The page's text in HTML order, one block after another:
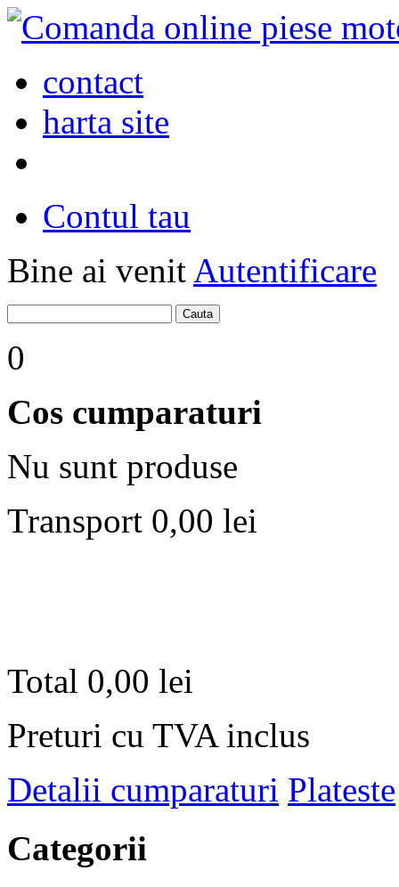
contact
harta site
Contul tau
Bine ai venit Autentificare
0
Cos cumparaturi
Nu sunt produse
Transport 0,00 lei
Total 0,00 lei
Preturi cu TVA inclus
Detalii cumparaturi Plateste
Categorii